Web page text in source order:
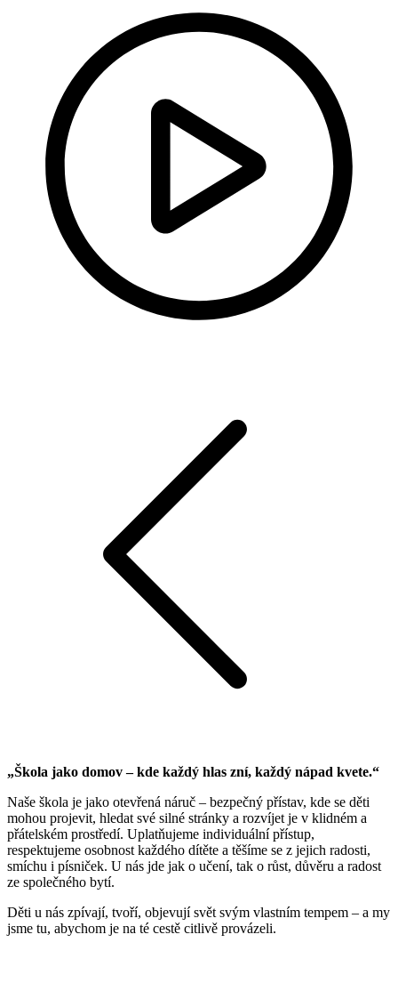
„Škola jako domov – kde každý hlas zní, každý nápad kvete.“
Naše škola je jako otevřená náruč – bezpečný přístav, kde se děti
mohou projevit, hledat své silné stránky a rozvíjet je v klidném a
přátelském prostředí. Uplatňujeme individuální přístup,
respektujeme osobnost každého dítěte a těšíme se z jejich radosti,
smíchu i písniček. U nás jde jak o učení, tak o růst, důvěru a radost
ze společného bytí.
Děti u nás zpívají, tvoří, objevují svět svým vlastním tempem – a my
jsme tu, abychom je na té cestě citlivě provázeli.